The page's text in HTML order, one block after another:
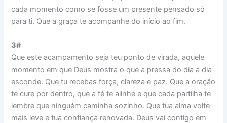
cada momento como se fosse um presente pensado só
para ti. Que a graça te acompanhe do início ao fim.
3#
Que este acampamento seja teu ponto de virada, aquele
momento em que Deus mostra o que a pressa do dia a dia
esconde. Que tu recebas força, clareza e paz. Que a oração
te cure por dentro, que a fé te alinhe e que cada partilha te
lembre que ninguém caminha sozinho. Que tua alma volte
mais leve e tua confiança renovada. Deus vai contigo em